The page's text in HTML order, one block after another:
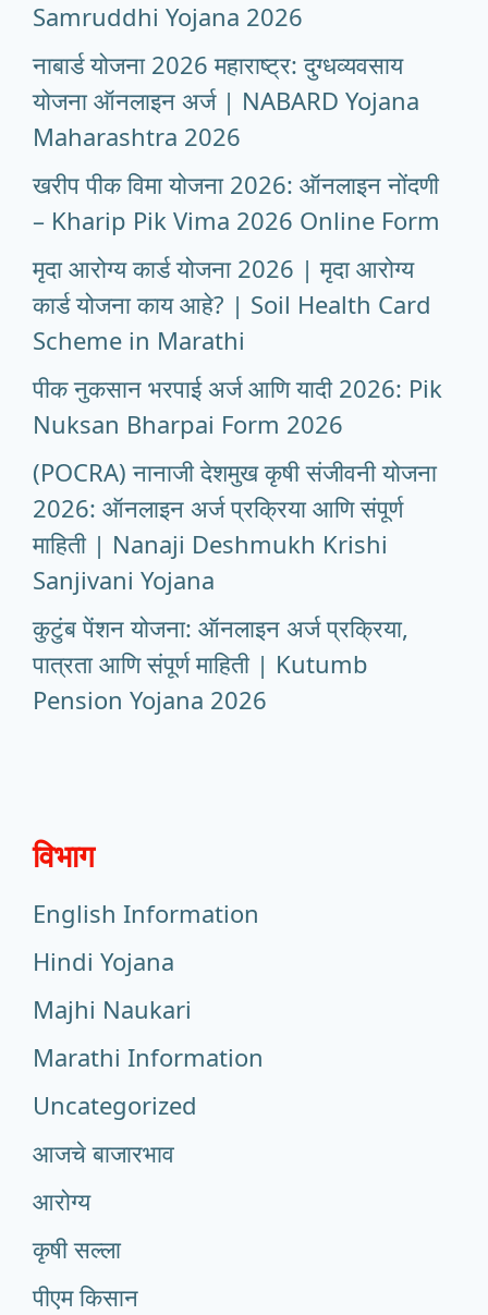
Samruddhi Yojana 2026
नाबार्ड योजना 2026 महाराष्ट्र: दुग्धव्यवसाय
योजना ऑनलाइन अर्ज | NABARD Yojana
Maharashtra 2026
खरीप पीक विमा योजना 2026: ऑनलाइन नोंदणी
– Kharip Pik Vima 2026 Online Form
मृदा आरोग्य कार्ड योजना 2026 | मृदा आरोग्य
कार्ड योजना काय आहे? | Soil Health Card
Scheme in Marathi
पीक नुकसान भरपाई अर्ज आणि यादी 2026: Pik
Nuksan Bharpai Form 2026
(POCRA) नानाजी देशमुख कृषी संजीवनी योजना
2026: ऑनलाइन अर्ज प्रक्रिया आणि संपूर्ण
माहिती | Nanaji Deshmukh Krishi
Sanjivani Yojana
कुटुंब पेंशन योजना: ऑनलाइन अर्ज प्रक्रिया,
पात्रता आणि संपूर्ण माहिती | Kutumb
Pension Yojana 2026
विभाग
English Information
Hindi Yojana
Majhi Naukari
Marathi Information
Uncategorized
आजचे बाजारभाव
आरोग्य
कृषी सल्ला
पीएम किसान